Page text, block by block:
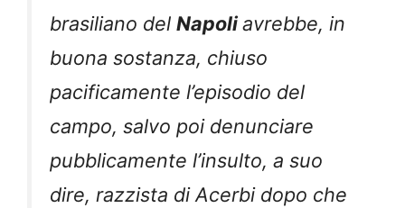
brasiliano del Napoliavrebbe, in
buona sostanza, chiuso
pacificamente l’episodio del
campo, salvo poi denunciare
pubblicamente l’insulto, a suo
dire, razzista di Acerbi dopo che